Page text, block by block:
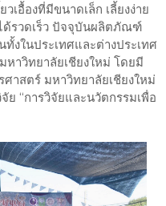
เอื้องที่มีขนาดเล็ก เลี้ยงง่าย
ด้รวดเร็ว ปัจจุบันผลิตภัณฑ์
งในประเทศและต่างประเทศ
าวิทยาลัยเชียงใหม่ โดยมี
าสตร์ มหาวิทยาลัยเชียงใหม่
ย “การวิจัยและนวัตกรรมเพื่อ